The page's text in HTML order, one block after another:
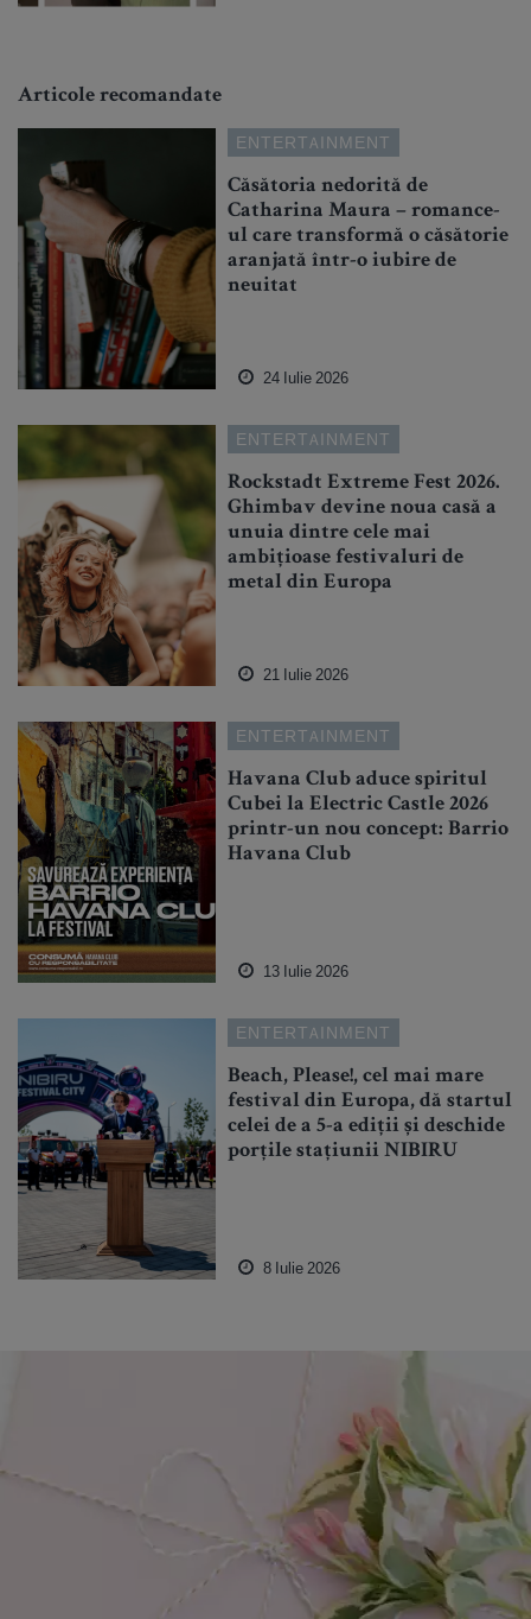
Articole recomandate
ENTERTAINMENT
Căsătoria nedorită de
Catharina Maura – romance-
ul care transformă o căsătorie
aranjată într-o iubire de
neuitat
24 Iulie 2026
ENTERTAINMENT
Rockstadt Extreme Fest 2026.
Ghimbav devine noua casă a
unuia dintre cele mai
ambițioase festivaluri de
metal din Europa
21 Iulie 2026
ENTERTAINMENT
Havana Club aduce spiritul
Cubei la Electric Castle 2026
printr-un nou concept: Barrio
Havana Club
13 Iulie 2026
ENTERTAINMENT
Beach, Please!, cel mai mare
festival din Europa, dă startul
celei de a 5-a ediții și deschide
porțile stațiunii NIBIRU
8 Iulie 2026